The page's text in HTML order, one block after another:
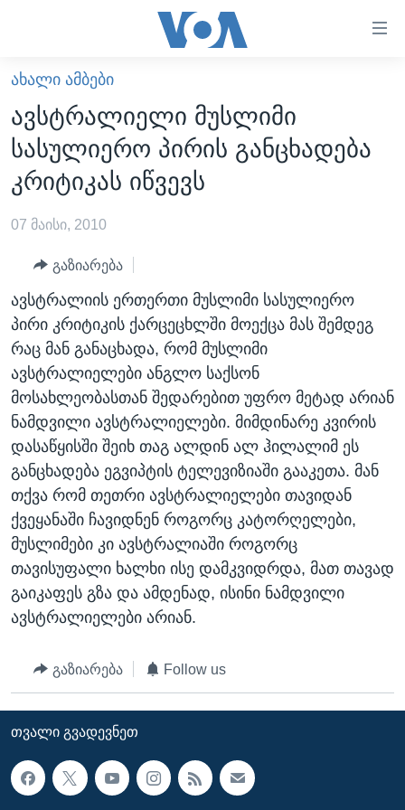
ხელმისაწვდომობისთვის
გადადით
მთავარზე
გადადით
მთავარ
ნავიგაციაზე
გადადით
ძიებაზე
ᲐᲮᲐᲚᲘ ᲐᲛᲑᲔᲑᲘ
ᲡᲐᲥᲐᲠᲗᲕᲔᲚᲝ
ᲐᲨᲨ
ᲐᲨᲨ-ᲘᲡ ᲐᲠᲩᲔᲕᲜᲔᲑᲘ 2024
ᲛᲡᲝᲤᲚᲘᲝ
ᲕᲘᲓᲔᲝᲔᲑᲘ
ᲒᲐᲓᲐᲪᲔᲛᲔᲑᲘ
ᲕᲐᲨᲘᲜᲒᲢᲝᲜᲘ ᲓᲦᲔᲡ
ᲮᲔᲓᲕᲐ ᲕᲐᲨᲘᲜᲒᲢᲝᲜᲘᲓᲐᲜ
ᲡᲢᲣᲓᲘᲐ ᲕᲐᲨᲘᲜᲒᲢᲝᲜᲘ
ᲡᲮᲕᲐ ᲡᲘᲐᲮᲚᲔᲔᲑᲘ
ᲞᲝᲚᲘᲢᲘᲙᲐ
ᲔᲙᲝᲜᲝᲛᲘᲙᲐ
ᲯᲐᲜᲛᲠᲗᲔᲚᲝᲑᲐ
ᲛᲔᲪᲜᲘᲔᲠᲔᲑᲐ
ᲘᲜᲢᲔᲠᲕᲘᲣ
ᲙᲣᲚᲢᲣᲠᲐ
ᲒᲐᲚᲘᲚᲔᲝ
ᲓᲔᲖᲘᲜᲤᲝᲠᲛᲐᲪᲘᲐ
ᲠᲣᲡᲔᲗᲘᲡ ᲨᲔᲭᲠᲐ ᲣᲙᲠᲐᲘᲜᲐᲨᲘ
Learning English
ᲗᲕᲐᲚᲘ ᲒᲕᲐᲓᲔᲕᲜᲔᲗ
ენები
ᲐᲮᲐᲚᲘ ᲐᲛᲑᲔᲑᲘ
ავსტრალიელი მუსლიმი
სასულიერო პირის განცხადება
კრიტიკას იწვევს
07 მაისი, 2010
გაზიარება
ავსტრალიის ერთერთი მუსლიმი სასულიერო
პირი კრიტიკის ქარცეცხლში მოექცა მას შემდეგ
რაც მან განაცხადა, რომ მუსლიმი
ავსტრალიელები ანგლო საქსონ
მოსახლეობასთან შედარებით უფრო მეტად არიან
ნამდვილი ავსტრალიელები. მიმდინარე კვირის
დასაწყისში შეიხ თაგ ალდინ ალ ჰილალიმ ეს
განცხადება ეგვიპტის ტელევიზიაში გააკეთა. მან
თქვა რომ თეთრი ავსტრალიელები თავიდან
ქვეყანაში ჩავიდნენ როგორც კატორღელები,
მუსლიმები კი ავსტრალიაში როგორც
თავისუფალი ხალხი ისე დამკვიდრდა, მათ თავად
გაიკაფეს გზა და ამდენად, ისინი ნამდვილი
ავსტრალიელები არიან.
გაზიარება Follow us
ᲗᲕᲐᲚᲘ ᲒᲕᲐᲓᲔᲕᲜᲔᲗ